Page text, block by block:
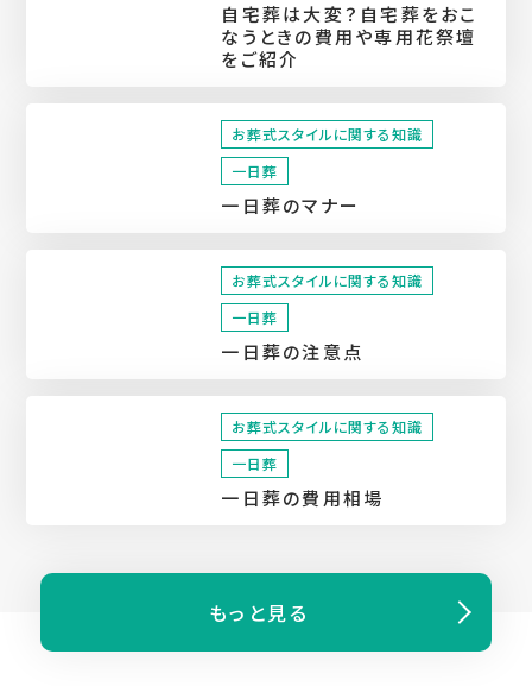
自宅葬は大変？自宅葬をおこ
なうときの費用や専用花祭壇
をご紹介
お葬式スタイルに関する知識
一日葬
一日葬のマナー
お葬式スタイルに関する知識
一日葬
一日葬の注意点
お葬式スタイルに関する知識
一日葬
一日葬の費用相場
もっと⾒る